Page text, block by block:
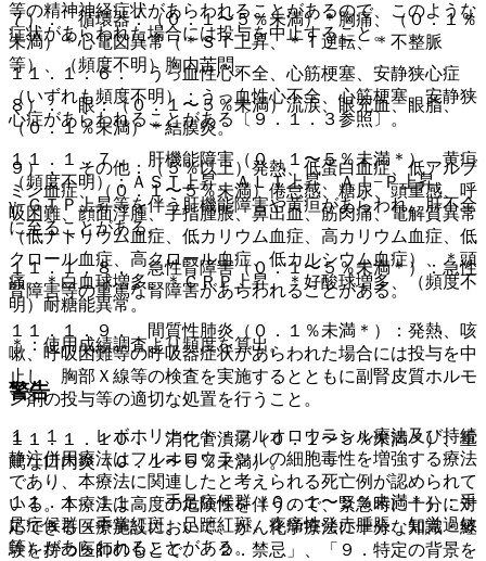
７）． 循環器：（０．１〜５％未満）＊胸痛、（０．１％
未満）＊心電図異常（＊ＳＴ上昇、＊Ｔ逆転、＊不整脈
等）、（頻度不明）胸内苦悶。
８）． 眼：（０．１〜５％未満）流涙、眼充血、眼脂、
（０．１％未満）＊結膜炎。
９）． その他：（５％以上）発熱、低蛋白血症、低アルブ
ミン血症、（０．１〜５％未満）倦怠感、糖尿、頭重感、呼
吸困難、顔面浮腫、手指腫脹、鼻出血、筋肉痛、電解質異常
（低ナトリウム血症、低カリウム血症、高カリウム血症、低
クロール血症、高クロール血症、低カルシウム血症）、＊頭
痛、＊白血球増多、＊ＣＲＰ上昇、＊好酸球増多、（頻度不
明）耐糖能異常。
＊：使用成績調査より頻度を算出。
警告
１．１． レボホリナート・フルオロウラシル療法及び持続
静注併用療法はフルオロウラシルの細胞毒性を増強する療法
であり、本療法に関連したと考えられる死亡例が認められて
いる。本療法は高度の危険性を伴うので、緊急時に十分に対
応できる医療施設において、がん化学療法に十分な知識・経
験を持つ医師のもとで、「２．禁忌」、「９．特定の背景を
等の精神神経症状があらわれることがあるので、このような
症状があらわれた場合には投与を中止すること。
１１．１．６． うっ血性心不全、心筋梗塞、安静狭心症
（いずれも頻度不明）：うっ血性心不全、心筋梗塞、安静狭
心症があらわれることがある〔９．１．３参照〕。
１１．１．７． 肝機能障害（０．１〜５％未満＊）、黄疸
（頻度不明）：ＡＳＴ上昇、ＡＬＴ上昇、Ａｌ−Ｐ上昇、
γ−ＧＴＰ上昇等を伴う肝機能障害や黄疸があらわれ、肝不全
に至ることがある。
１１．１．８． 急性腎障害（０．１〜５％未満＊）：急性
腎障害等の重篤な腎障害があらわれることがある。
１１．１．９． 間質性肺炎（０．１％未満＊）：発熱、咳
嗽、呼吸困難等の呼吸器症状があらわれた場合には投与を中
止し、胸部Ｘ線等の検査を実施するとともに副腎皮質ホルモ
ン剤の投与等の適切な処置を行うこと。
１１．１．１０． 消化管潰瘍（０．１〜５％未満＊）、重
篤な口内炎（０．１〜５％未満）。
１１．１．１１． 手足症候群（０．１〜５％未満＊）：手
足症候群（手掌紅斑、足蹠紅斑、疼痛性発赤腫脹、知覚過敏
等）があらわれることがある。